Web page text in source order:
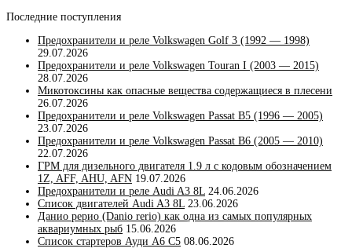
Последние поступления
Предохранители и реле Volkswagen Golf 3 (1992 — 1998)
29.07.2026
Предохранители и реле Volkswagen Touran I (2003 — 2015)
28.07.2026
Микотоксины как опасные вещества содержащиеся в плесени
26.07.2026
Предохранители и реле Volkswagen Passat B5 (1996 — 2005)
23.07.2026
Предохранители и реле Volkswagen Passat B6 (2005 — 2010)
22.07.2026
ГРМ для дизельного двигателя 1.9 л с кодовым обозначением
1Z, AFF, AHU, AFN 19.07.2026
Предохранители и реле Audi A3 8L 24.06.2026
Список двигателей Audi A3 8L 23.06.2026
Данио рерио (Danio rerio) как одна из самых популярных
аквариумных рыб 15.06.2026
Список стартеров Ауди А6 С5 08.06.2026